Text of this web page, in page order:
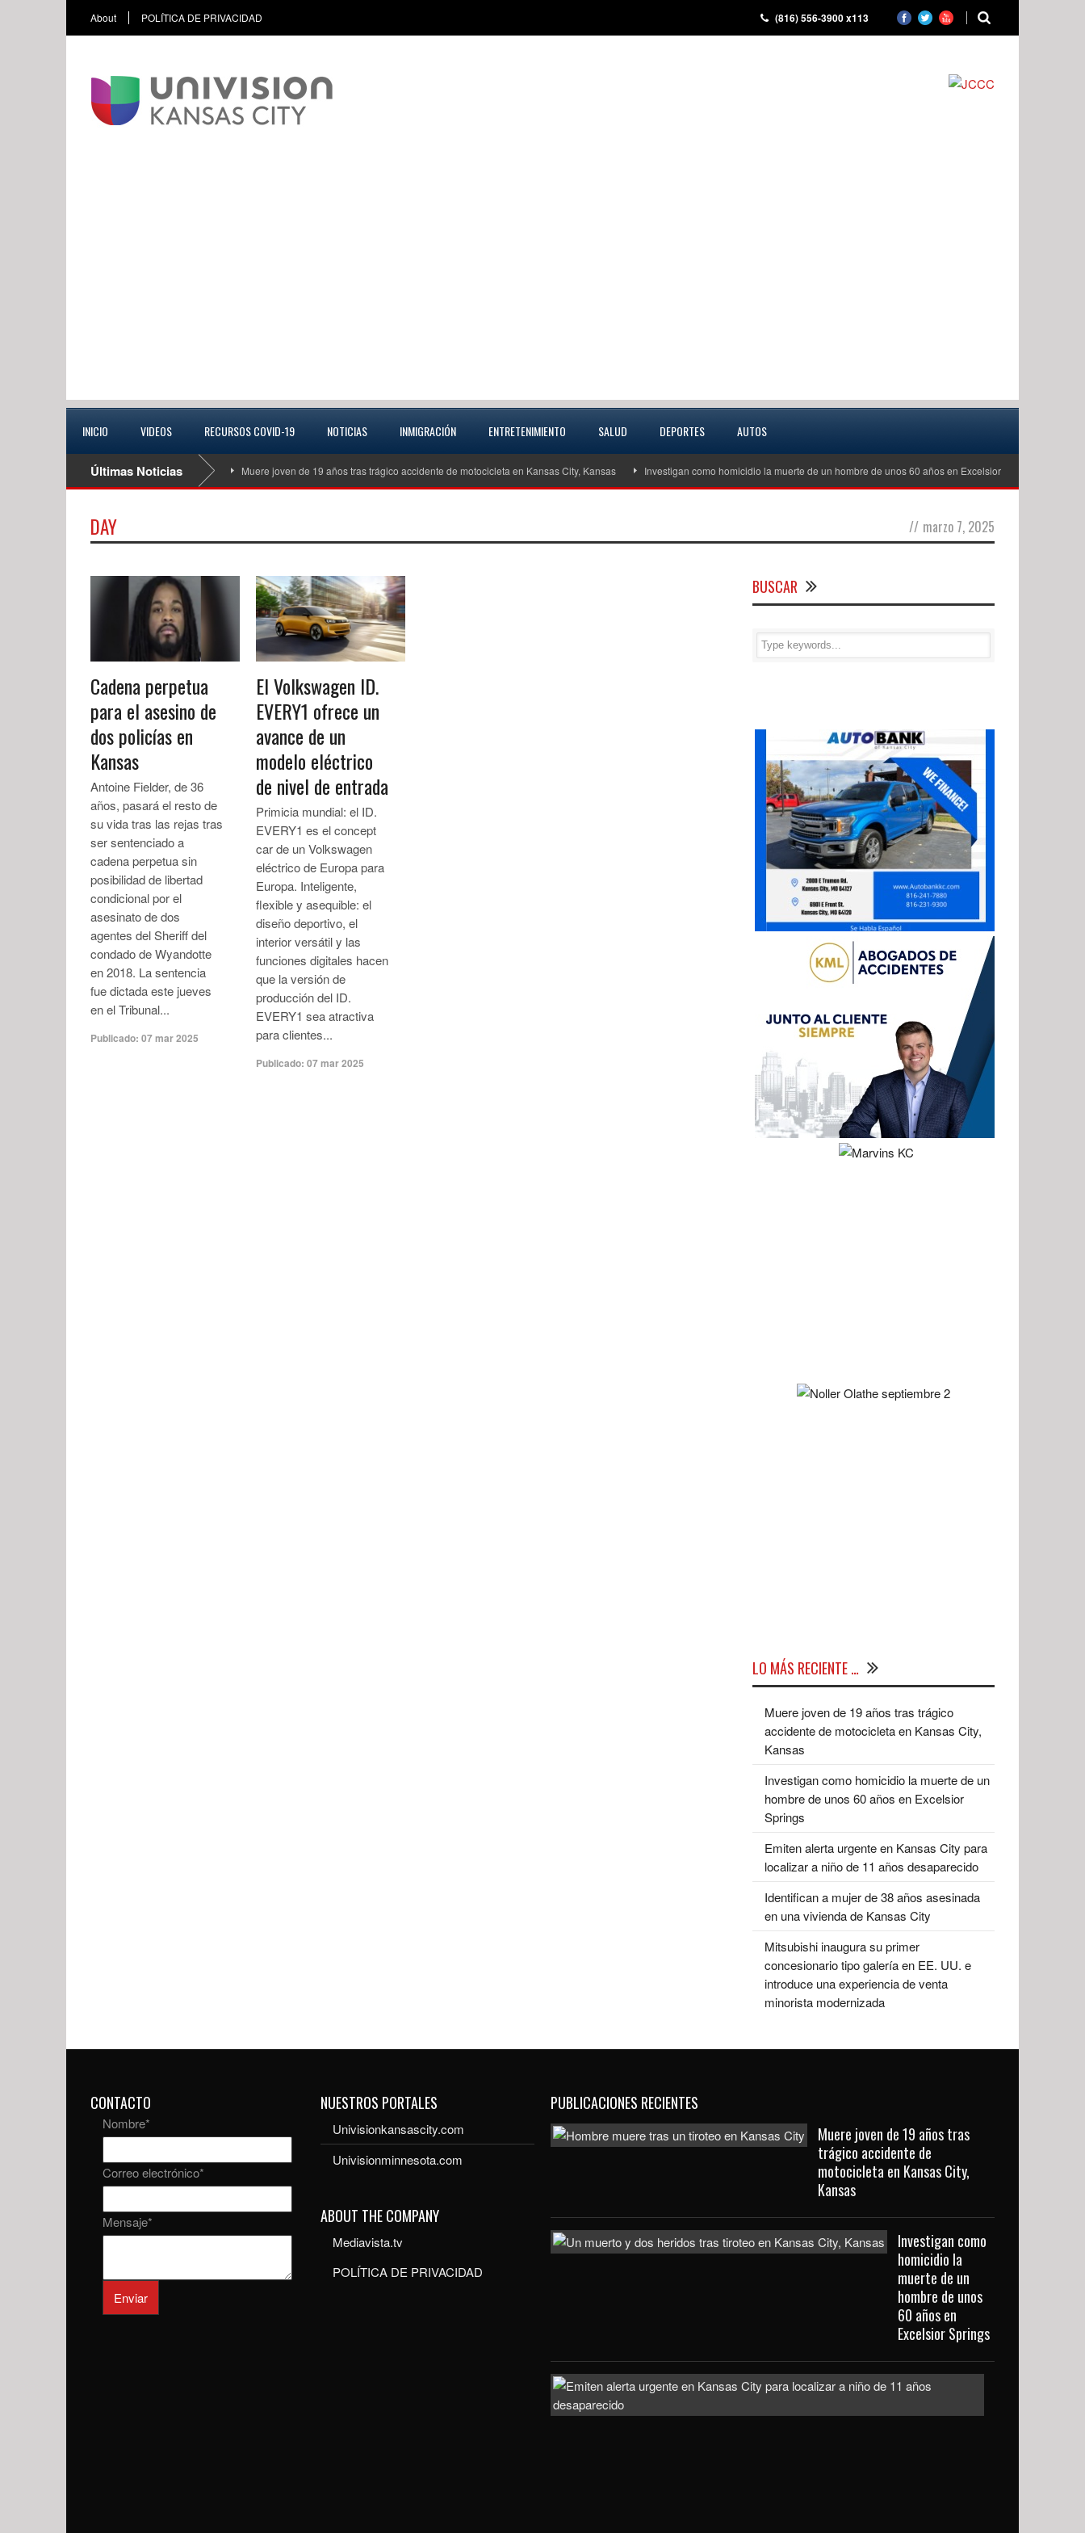
About POLÍTICA DE PRIVACIDAD (816) 556-3900 x113
INICIO VIDEOS RECURSOS COVID-19 NOTICIAS INMIGRACIÓN ENTRETENIMIENTO SALUD DEPORTES AUTOS
Últimas Noticias Muere joven de 19 años tras trágico accidente de motocicleta en Kansas City, Kansas Investigan como homicidio la muerte de un hombre de unos 60 años en Excelsior Springs
DAY // marzo 7, 2025
Cadena perpetua
para el asesino de
dos policías en
Kansas
Antoine Fielder, de 36
años, pasará el resto de
su vida tras las rejas tras
ser sentenciado a
cadena perpetua sin
posibilidad de libertad
condicional por el
asesinato de dos
agentes del Sheriff del
condado de Wyandotte
en 2018. La sentencia
fue dictada este jueves
en el Tribunal...
Publicado: 07 mar 2025
El Volkswagen ID.
EVERY1 ofrece un
avance de un
modelo eléctrico
de nivel de entrada
Primicia mundial: el ID.
EVERY1 es el concept
car de un Volkswagen
eléctrico de Europa para
Europa. Inteligente,
flexible y asequible: el
diseño deportivo, el
interior versátil y las
funciones digitales hacen
que la versión de
producción del ID.
EVERY1 sea atractiva
para clientes...
Publicado: 07 mar 2025
BUSCAR
LO MÁS RECIENTE …
Muere joven de 19 años tras trágico
accidente de motocicleta en Kansas City,
Kansas
Investigan como homicidio la muerte de un
hombre de unos 60 años en Excelsior
Springs
Emiten alerta urgente en Kansas City para
localizar a niño de 11 años desaparecido
Identifican a mujer de 38 años asesinada
en una vivienda de Kansas City
Mitsubishi inaugura su primer
concesionario tipo galería en EE. UU. e
introduce una experiencia de venta
minorista modernizada
CONTACTO
Nombre*
Correo electrónico*
Mensaje*
Enviar
NUESTROS PORTALES
Univisionkansascity.com
Univisionminnesota.com
ABOUT THE COMPANY
Mediavista.tv
POLÍTICA DE PRIVACIDAD
PUBLICACIONES RECIENTES
Muere joven de 19 años tras
trágico accidente de
motocicleta en Kansas City,
Kansas
Investigan como
homicidio la
muerte de un
hombre de unos
60 años en
Excelsior Springs